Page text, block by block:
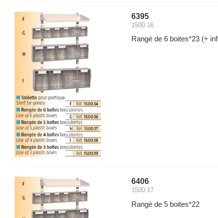
6395
1500.16
Rangé de 6 boites*23 (+
6406
1500.17
Rangé de 5 boites*22